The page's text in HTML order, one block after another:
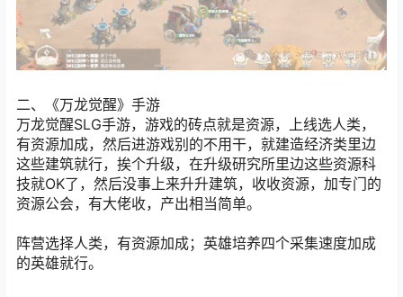
二、《万龙觉醒》手游
万龙觉醒SLG手游， 游戏的砖点就是资源，上线选人类，
有资源加成，然后进游戏别的不用干，就建造经济类里边
这些建筑就行，挨个升级，在升级研究所里边这些资源科
技就OK了，然后没事上来升升建筑，收收资源，加专门的
资源公会，有大佬收，产出相当简单。
阵营选择人类，有资源加成；英雄培养四个采集速度加成
的英雄就行。